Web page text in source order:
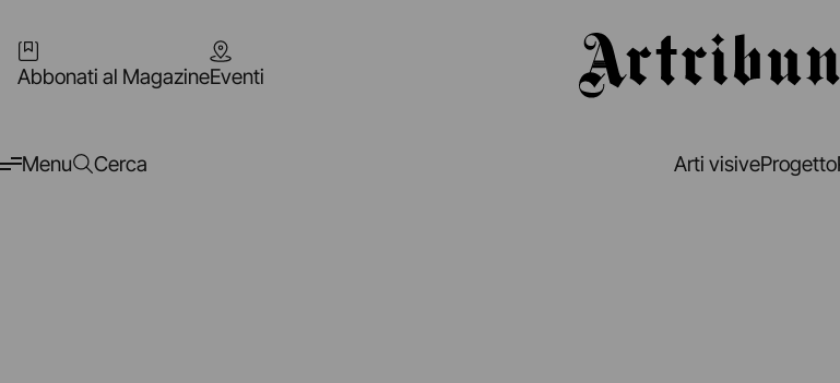
Abbonati al MagazineEventi
Menu Cerca Arti visiveProgetto